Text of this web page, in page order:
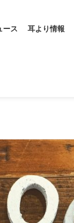
ース 耳より情報